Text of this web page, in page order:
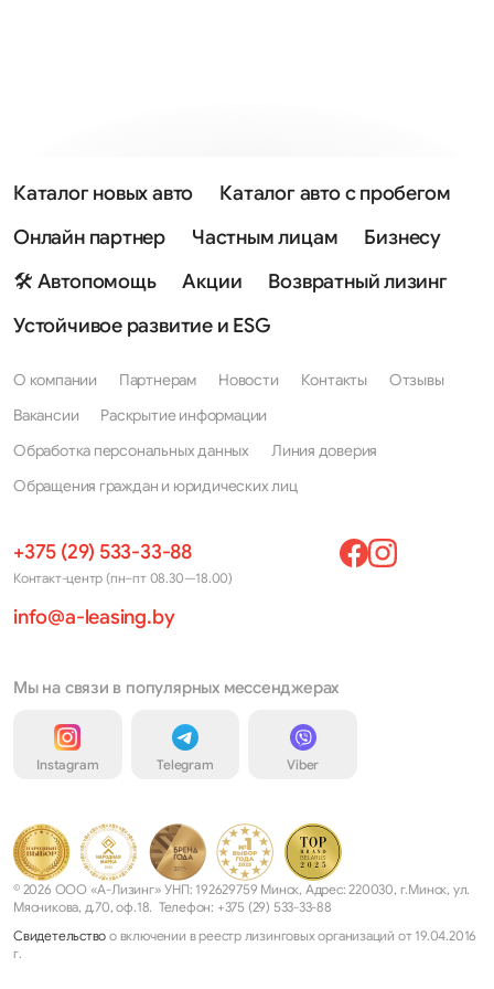
Каталог новых авто
Каталог авто с пробегом
Онлайн партнер
Частным лицам
Бизнесу
🛠 Автопомощь
Акции
Возвратный лизинг
Устойчивое развитие и ESG
О компании Партнерам Новости Контакты
Отзывы
Вакансии
Раскрытие информации
Обработка персональных данных
Линия доверия
Обращения граждан и юридических лиц
+375 (29) 533-33-88
Контакт-центр (пн–пт 08.30—18.00)
info@a-leasing.by
Мы на связи в популярных мессенджерах
Instagram Telegram Viber
© 2026 ООО «А-Лизинг» УНП: 192629759 Минск, Адрес: 220030, г.Минск, ул.
Мясникова, д.70, оф.18. Телефон: +375 (29) 533-33-88
Свидетельство о включении в реестр лизинговых организаций от 19.04.2016
г.